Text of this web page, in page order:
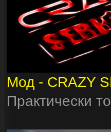
Мод - CRAZY
Практически